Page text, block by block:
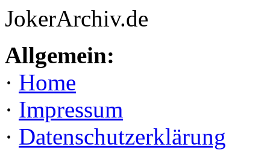
JokerArchiv.de
Allgemein:
· Home
· Impressum
· Datenschutzerklärung